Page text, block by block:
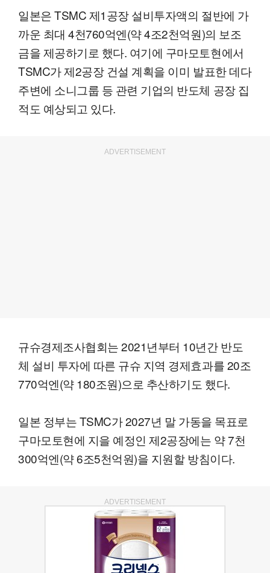
일본은 TSMC 제1공장 설비투자액의 절반에 가
까운 최대 4천760억엔(약 4조2천억원)의 보조
금을 제공하기로 했다. 여기에 구마모토현에서
TSMC가 제2공장 건설 계획을 이미 발표한 데다
주변에 소니그룹 등 관련 기업의 반도체 공장 집
적도 예상되고 있다.
ADVERTISEMENT
규슈경제조사협회는 2021년부터 10년간 반도
체 설비 투자에 따른 규슈 지역 경제효과를 20조
770억엔(약 180조원)으로 추산하기도 했다.
일본 정부는 TSMC가 2027년 말 가동을 목표로
구마모토현에 지을 예정인 제2공장에는 약 7천
300억엔(약 6조5천억원)을 지원할 방침이다.
ADVERTISEMENT